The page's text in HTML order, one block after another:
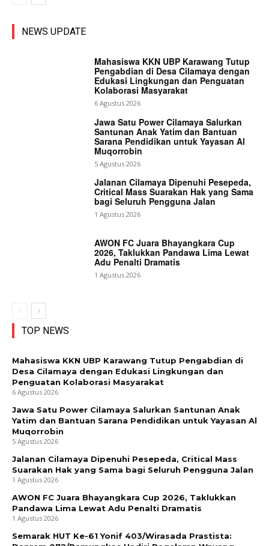
NEWS UPDATE
Mahasiswa KKN UBP Karawang Tutup
Pengabdian di Desa Cilamaya dengan
Edukasi Lingkungan dan Penguatan
Kolaborasi Masyarakat
6 Agustus 2026
Jawa Satu Power Cilamaya Salurkan
Santunan Anak Yatim dan Bantuan
Sarana Pendidikan untuk Yayasan Al
Muqorrobin
5 Agustus 2026
Jalanan Cilamaya Dipenuhi Pesepeda,
Critical Mass Suarakan Hak yang Sama
bagi Seluruh Pengguna Jalan
1 Agustus 2026
AWON FC Juara Bhayangkara Cup
2026, Taklukkan Pandawa Lima Lewat
Adu Penalti Dramatis
1 Agustus 2026
TOP NEWS
Mahasiswa KKN UBP Karawang Tutup Pengabdian di
Desa Cilamaya dengan Edukasi Lingkungan dan
Penguatan Kolaborasi Masyarakat
6 Agustus 2026
Jawa Satu Power Cilamaya Salurkan Santunan Anak
Yatim dan Bantuan Sarana Pendidikan untuk Yayasan Al
Muqorrobin
5 Agustus 2026
Jalanan Cilamaya Dipenuhi Pesepeda, Critical Mass
Suarakan Hak yang Sama bagi Seluruh Pengguna Jalan
1 Agustus 2026
AWON FC Juara Bhayangkara Cup 2026, Taklukkan
Pandawa Lima Lewat Adu Penalti Dramatis
1 Agustus 2026
Semarak HUT Ke-61 Yonif 403/Wirasada Prastista: